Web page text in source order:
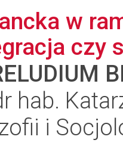
w
czy
hab.
i